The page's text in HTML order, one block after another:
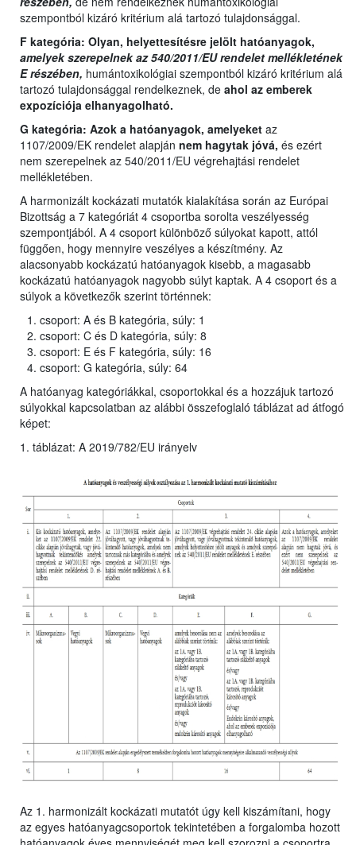
szempontból kizáró kritérium alá tartozó tulajdonsággal.
F kategória: Olyan, helyettesítésre jelölt hatóanyagok,
amelyek szerepelnek az 540/2011/EU rendelet mellékletének
E részében, humántoxikológiai szempontból kizáró kritérium alá
tartozó tulajdonsággal rendelkeznek, de ahol az emberek
expozíciója elhanyagolható.
G kategória: Azok a hatóanyagok, amelyeket az
1107/2009/EK rendelet alapján nem hagytak jóvá, és ezért
nem szerepelnek az 540/2011/EU végrehajtási rendelet
mellékletében.
A harmonizált kockázati mutatók kialakítása során az Európai
Bizottság a 7 kategóriát 4 csoportba sorolta veszélyesség
szempontjából. A 4 csoport különböző súlyokat kapott, attól
függően, hogy mennyire veszélyes a készítmény. Az
alacsonyabb kockázatú hatóanyagok kisebb, a magasabb
kockázatú hatóanyagok nagyobb súlyt kaptak. A 4 csoport és a
súlyok a következők szerint történnek:
csoport: A és B kategória, súly: 1
csoport: C és D kategória, súly: 8
csoport: E és F kategória, súly: 16
csoport: G kategória, súly: 64
A hatóanyag kategóriákkal, csoportokkal és a hozzájuk tartozó
súlyokkal kapcsolatban az alábbi összefoglaló táblázat ad átfogó
képet:
1. táblázat: A 2019/782/EU irányelv
Az 1. harmonizált kockázati mutatót úgy kell kiszámítani, hogy
az egyes hatóanyagcsoportok tekintetében a forgalomba hozott